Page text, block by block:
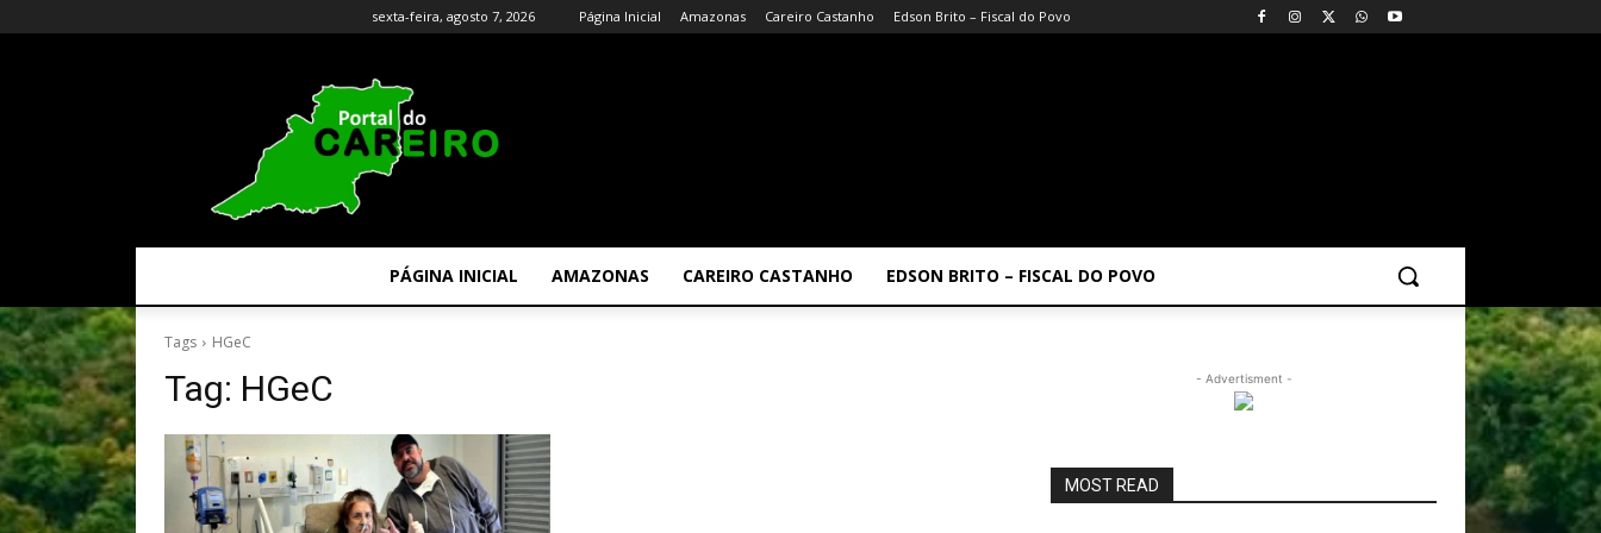
sexta-feira, agosto 7, 2026 Página Inicial Amazonas Careiro Castanho Edson Brito – Fiscal do Povo
PÁGINA INICIAL AMAZONAS CAREIRO CASTANHO EDSON BRITO – FISCAL DO POVO
Tags HGeC
Tag: HGeC - Advertisment -
MOST READ